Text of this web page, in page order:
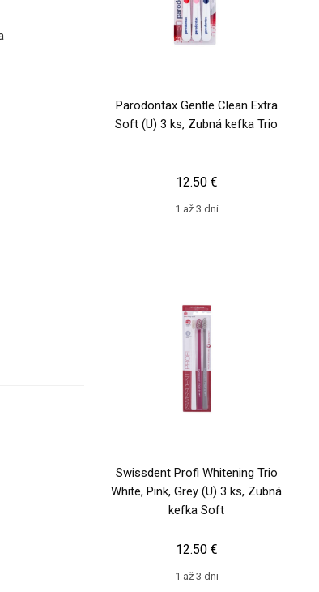
Parodontax Gentle Clean Extra
Soft (U) 3 ks, Zubná kefka Trio
1 až 3 dni
12.50 €
Swissdent Profi Whitening Trio
White, Pink, Grey (U) 3 ks, Zubná
kefka Soft
1 až 3 dni
12.50 €